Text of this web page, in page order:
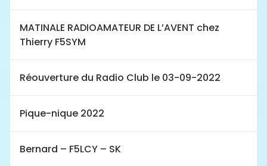
MATINALE RADIOAMATEUR DE L’AVENT chez
Thierry F5SYM
Réouverture du Radio Club le 03-09-2022
Pique-nique 2022
Bernard – F5LCY – SK